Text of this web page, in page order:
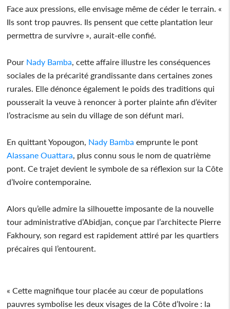
Face aux pressions, elle envisage même de céder le terrain. «
Ils sont trop pauvres. Ils pensent que cette plantation leur
permettra de survivre », aurait-elle confié.
Pour Nady Bamba, cette affaire illustre les conséquences
sociales de la précarité grandissante dans certaines zones
rurales. Elle dénonce également le poids des traditions qui
pousserait la veuve à renoncer à porter plainte afin d’éviter
l’ostracisme au sein du village de son défunt mari.
En quittant Yopougon, Nady Bamba emprunte le pont
Alassane Ouattara, plus connu sous le nom de quatrième
pont. Ce trajet devient le symbole de sa réflexion sur la Côte
d’Ivoire contemporaine.
Alors qu’elle admire la silhouette imposante de la nouvelle
tour administrative d’Abidjan, conçue par l’architecte Pierre
Fakhoury, son regard est rapidement attiré par les quartiers
précaires qui l’entourent.
« Cette magnifique tour placée au cœur de populations
pauvres symbolise les deux visages de la Côte d’Ivoire : la